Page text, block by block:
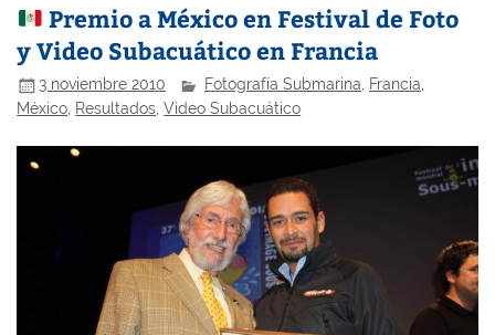
Premio a México en Festival de Foto
y Video Subacuático en Francia
3 noviembre 2010 Fotografía Submarina Francia
México Resultados ,Video Subacuático